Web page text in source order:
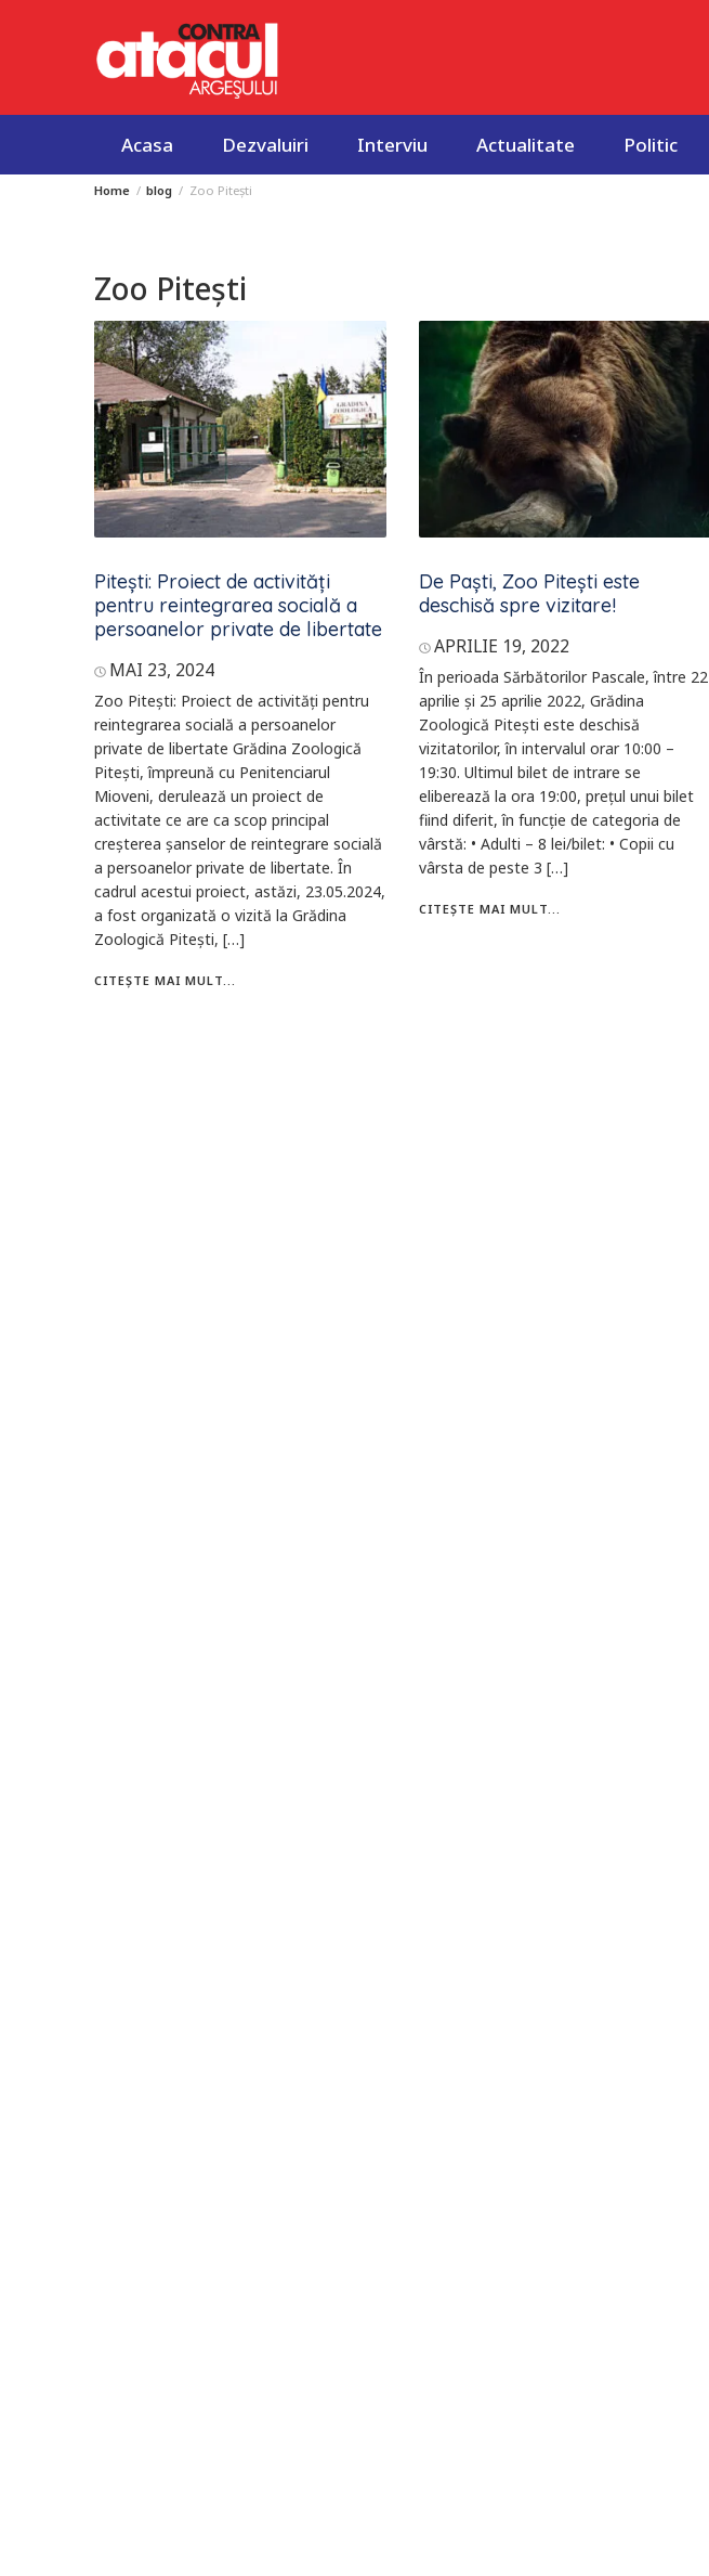
Acasa Dezvaluiri Interviu Actualitate Politic
Home blog Zoo Pitești
Zoo Pitești
Pitești: Proiect de activități
pentru reintegrarea socială a
persoanelor private de libertate
MAI 23, 2024
Zoo Pitești: Proiect de activități pentru
reintegrarea socială a persoanelor
private de libertate Grădina Zoologică
Pitești, împreună cu Penitenciarul
Mioveni, derulează un proiect de
activitate ce are ca scop principal
creșterea șanselor de reintegrare socială
a persoanelor private de libertate. În
cadrul acestui proiect, astăzi, 23.05.2024,
a fost organizată o vizită la Grădina
Zoologică Pitești, […]
CITEȘTE MAI MULT...
De Paști, Zoo Pitești este
deschisă spre vizitare!
APRILIE 19, 2022
În perioada Sărbătorilor Pascale, între 22
aprilie și 25 aprilie 2022, Grădina
Zoologică Pitești este deschisă
vizitatorilor, în intervalul orar 10:00 –
19:30. Ultimul bilet de intrare se
eliberează la ora 19:00, prețul unui bilet
fiind diferit, în funcție de categoria de
vârstă: • Adulti – 8 lei/bilet: • Copii cu
vârsta de peste 3 […]
CITEȘTE MAI MULT...